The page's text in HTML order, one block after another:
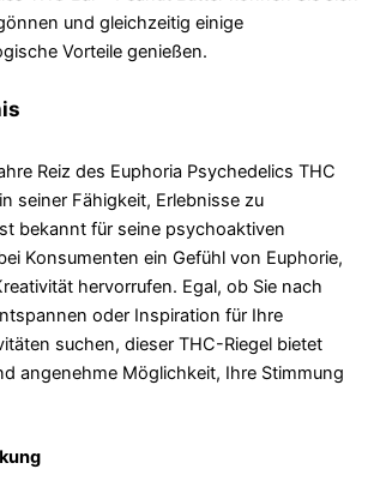
und gleichzeitig einige
Vorteile genießen.
Reiz des Euphoria Psychedelics THC
seiner Fähigkeit, Erlebnisse zu
bekannt für seine psychoaktiven
Konsumenten ein Gefühl von Euphorie,
hervorrufen. Egal, ob Sie nach
oder Inspiration für Ihre
suchen, dieser THC-Riegel bietet
angenehme Möglichkeit, Ihre Stimmung